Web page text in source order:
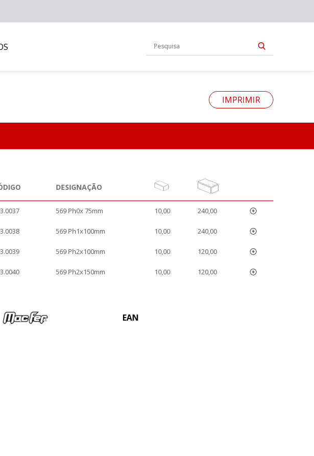
IMPRIMIR
DESIGNAÇÃO
569 Ph0x 75mm 10,00 240,00
569 Ph1x100mm 10,00 240,00
569 Ph2x100mm 10,00 120,00
569 Ph2x150mm 10,00 120,00
EAN